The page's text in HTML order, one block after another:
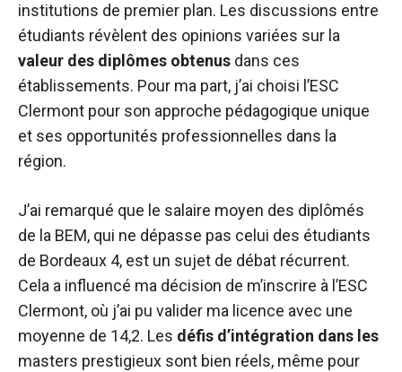
institutions de premier plan. Les discussions entre
étudiants révèlent des opinions variées sur la
valeur des diplômes obtenus dans ces
établissements. Pour ma part, j’ai choisi l’ESC
Clermont pour son approche pédagogique unique
et ses opportunités professionnelles dans la
région.
J’ai remarqué que le salaire moyen des diplômés
de la BEM, qui ne dépasse pas celui des étudiants
de Bordeaux 4, est un sujet de débat récurrent.
Cela a influencé ma décision de m’inscrire à l’ESC
Clermont, où j’ai pu valider ma licence avec une
moyenne de 14,2. Les défis d’intégration dans les
masters prestigieux sont bien réels, même pour